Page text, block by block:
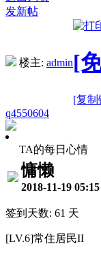
发新帖
楼主: admin[
[复制
q4550604
TA的每日心情
慵懒
2018-11-19 05:15
签到天数: 61 天
[LV.6]常住居民II